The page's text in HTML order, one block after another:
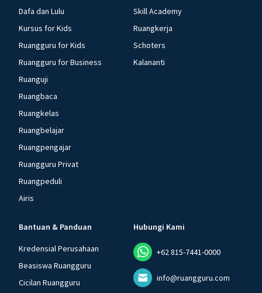
Dafa dan Lulu
Kursus for Kids
Ruangguru for Kids
Ruangguru for Business
Ruanguji
Ruangbaca
Ruangkelas
Ruangbelajar
Ruangpengajar
Ruangguru Privat
Ruangpeduli
Airis
Skill Academy
Ruangkerja
Schoters
Kalananti
Bantuan & Panduan
Kredensial Perusahaan
Beasiswa Ruangguru
Cicilan Ruangguru
Hubungi Kami
+62 815-7441-0000
info@ruangguru.com